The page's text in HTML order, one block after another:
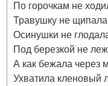
По горочкам не
Травушку не
Осинушки не
Под березкой не
А как бежала через
Ухватила кленовый